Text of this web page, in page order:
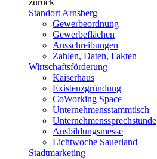
zurück
Standort Arnsberg
Gewerbeordnung
Gewerbeflächen
Ausschreibungen
Zahlen, Daten, Fakten
Wirtschaftsförderung
Kaiserhaus
Existenzgründung
CoWorking Space
Unternehmensstammtisch
Unternehmenssprechstunde
Ausbildungsmesse
Lichtwoche Sauerland
Stadtmarketing